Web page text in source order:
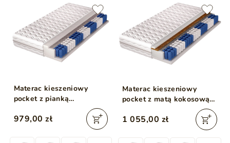
Materac kieszeniowy
pocket z pianką
200x200
979,00 zł
Materac kieszeniowy
pocket z matą kokosową i
Dormitorio 200x200
1 055,00 zł